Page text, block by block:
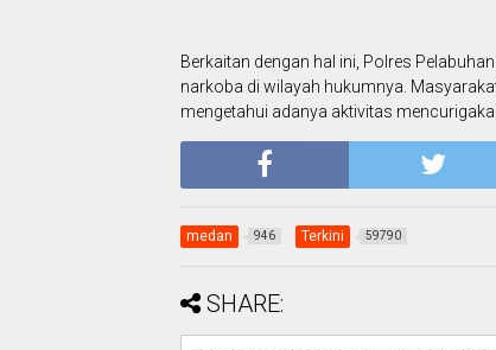
Berkaitan dengan hal ini, Polres
narkoba di wilayah hukumnya.
mengetahui adanya aktivitas
medan 946 Terkini 59790
SHARE: